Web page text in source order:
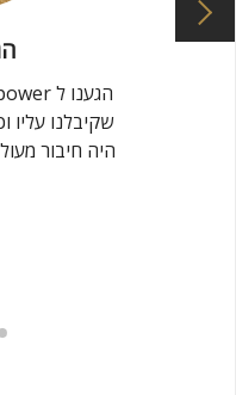
שקיבלנו עליו
היה חיבור